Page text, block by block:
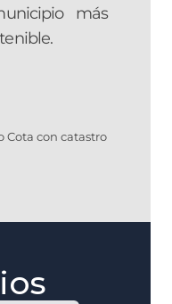
más
Cota con catastro